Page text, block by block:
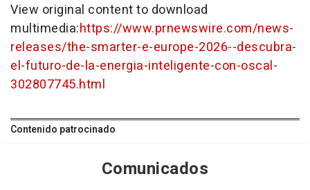
View original content to download
multimedia:https://www.prnewswire.com/news-
releases/the-smarter-e-europe-2026--descubra-
el-futuro-de-la-energia-inteligente-con-oscal-
302807745.html
Contenido patrocinado
Comunicados